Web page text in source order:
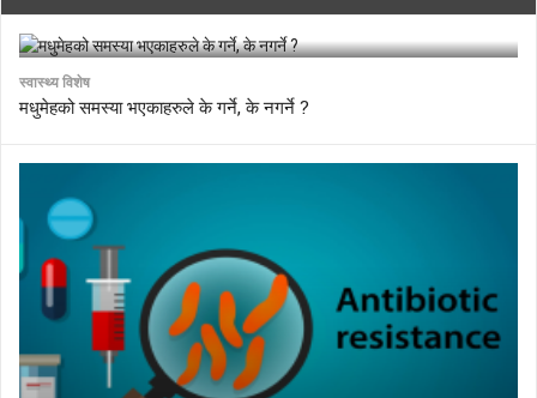
स्वास्थ्य विशेष
मधुमेहको समस्या भएकाहरुले के गर्ने, के नगर्ने ?